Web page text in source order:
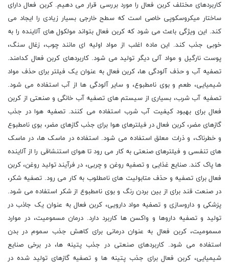
کاربردهای مختلف کربن فعال را مورد بررسی قرار می دهیم. کربن فعال دارای
ساختار میکروسکوپی خاصی است که سطح خارجی بسیار زیادی را ایجاد می
کند. این ویژگی باعث می شود که کربن فعال بتواند مولکول های آلاینده را به
خوبی جذب کند. این ماده اغلب از مواد اولیه ای مانند چوب، زغال سنگ،
پوست نارگیل و مواد آلی دیگر تولید می شود. کاربردهای کربن فعال کدامند.
تصفیه آب و حذف آلودگی ها، کربن فعال به عنوان یک فیلتر برای حذف مواد
شیمیایی، طعم و بوی نامطبوع، و سایر آلودگی ها از آب استفاده می شود.
تصفیه آب شرب، بسیاری از سیستم های تصفیه آب خانگی و صنعتی از کربن
فعال برای بهبود کیفیت آب شرب استفاده می کنند. تصفیه هوا در جذب
گازهای مضر، کربن فعال در فیلترهای هوا برای جذب گازهای مضر، بوی نامطبوع
و خطرناک، و ذرات معلق استفاده می شود. استفاده در ماسک ها، در ماسک
های تنفسی و فیلترهای صنعتی به کار می رود تا هوای استنشاقی را از آلاینده
ها پاک کند. صنایع غذایی و تصفیه روغن و چربی، در فرآیند تولید روغن، کربن
فعال برای تصفیه و حذف متابولیت های نامطلوب به کار می رود. تصفیه شکر،
در صنعت قند برای از بین بردن رنگ و بوی نامطبوع از شکر استفاده می شود.
پزشکی و داروسازی و تصفیه مواد دارویی، کربن فعال به عنوان یک جاذب در
تولید و تصفیه داروها و واکسن ها کاربرد دارد. درمان مسمومیت، در موارد
مسمومیت، کربن فعال به عنوان درمانی برای کاهش جذب سموم در بدن
استفاده می شود. کاربردهای صنعتی در جذب پتینه ها، در برخی صنایع
شیمیایی، کربن فعال برای جذب پتینه ها و تصفیه گازهای تولید شده در